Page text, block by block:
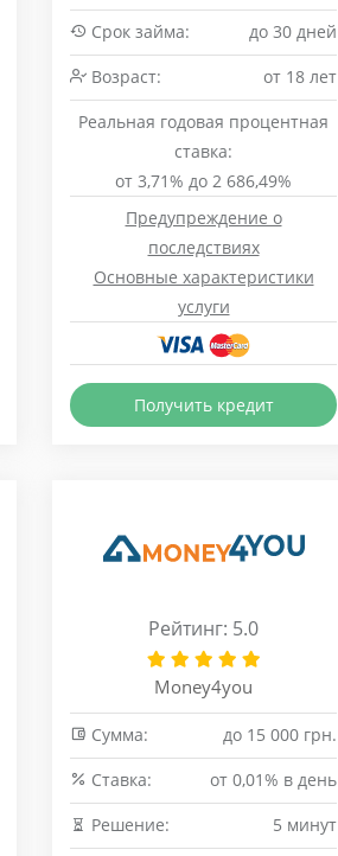
Срок займа:
до 30 дней
Возраст:
от 18 лет
Реальная годовая процентная
ставка:
от 3,71% до 2 686,49%
Предупреждение о
последствиях
Основные характеристики
услуги
Получить кредит
Рейтинг: 5.0
Money4you
Сумма:
до 15 000 грн.
Cтавка:
от 0,01% в день
Решение:
5 минут